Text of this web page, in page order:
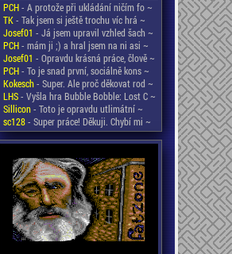
PCH- A protože při ukládání ničím fo ~
TK- Tak jsem si ještě trochu víc hrá ~
Josef01 - Já jsem upravil vzhled šach ~
PCH- mám ji ;) a hral jsem na ni asi ~
Josef01 - Opravdu krásná práce, člově ~
PCH- To je snad první, sociálně kons ~
Kokesch- Super. Ale proč děkovat rod ~
LHS- Vyšla hra Bubble Bobble: Lost C ~
Sillicon- Toto je opravdu utlimátní ~
sc128- Super práce! Děkuji. Chybí mi ~